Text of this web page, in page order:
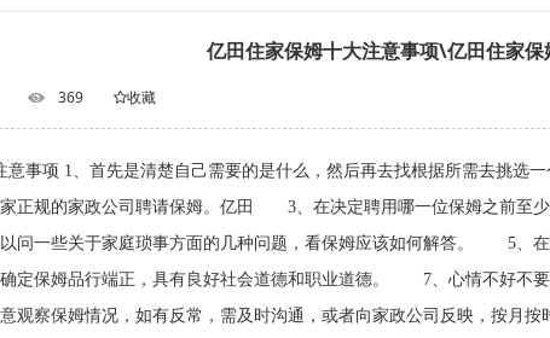
亿田住家保姆十大注意事项\亿田住家保
369 收藏
意事项 1、首先是清楚自己需要的是什么，然后再去找根据所需去挑
正规的家政公司聘请保姆。亿田 3、在决定聘用哪一位保姆之前至
一些关于家庭琐事方面的几种问题，看保姆应该如何解答。 5、在
保姆品行端正，具有良好社会道德和职业道德。 7、心情不好不要
察保姆情况，如有反常，需及时沟通，或者向家政公司反映，按月按